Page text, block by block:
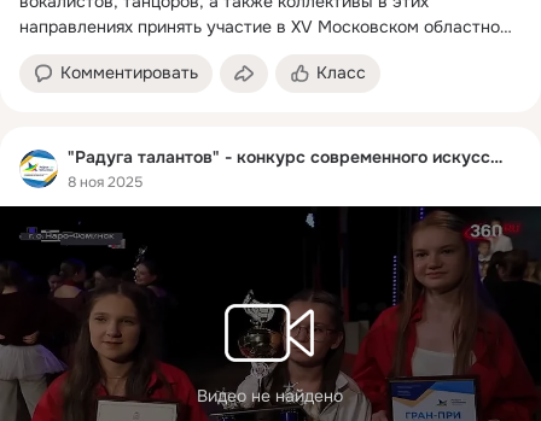
направлениях принять участие в XV Московском областном
Комментировать
Класс
"Радуга талантов" - конкурс современного искусства
8 ноя 2025
Видео не найдено